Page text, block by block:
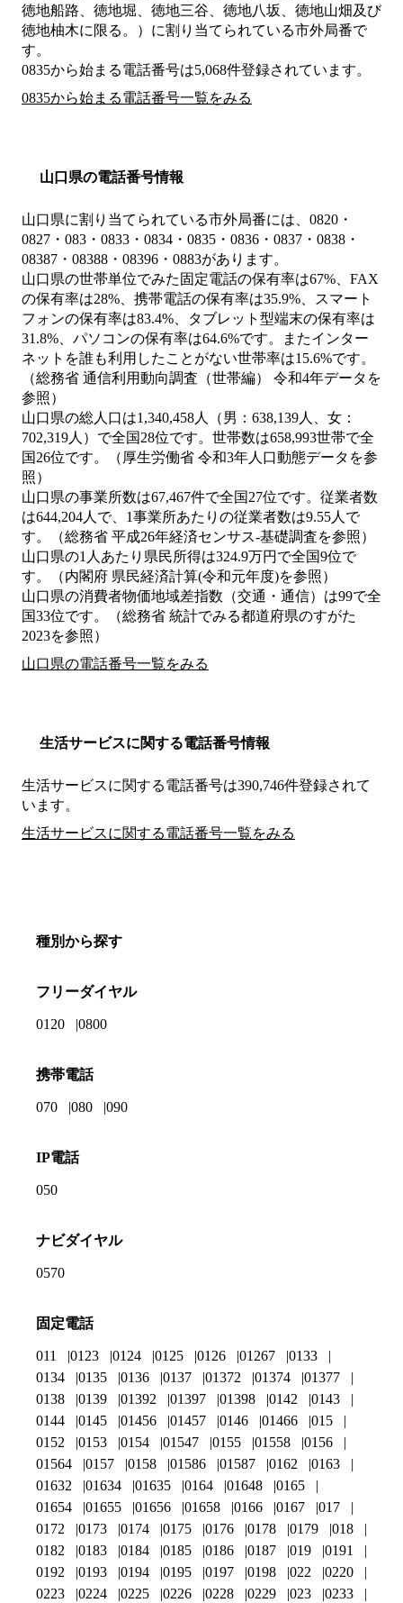
徳地船路、徳地堀、徳地三谷、徳地八坂、徳地山畑及び
徳地柚木に限る。） に割り当てられている市外局番で
す。
0835から始まる電話番号は5,068件登録されています。
0835から始まる電話番号一覧をみる
山口県の電話番号情報
山口県に割り当てられている市外局番には、0820・
0827・083・0833・0834・0835・0836・0837・0838・
08387・08388・08396・0883があります。
山口県の世帯単位でみた固定電話の保有率は67%、FAX
の保有率は28%、携帯電話の保有率は35.9%、スマート
フォンの保有率は83.4%、タブレット型端末の保有率は
31.8%、パソコンの保有率は64.6%です。またインター
ネットを誰も利用したことがない世帯率は15.6%です。
（総務省 通信利用動向調査（世帯編） 令和4年データを
参照）
山口県の総人口は1,340,458人（男：638,139人、女：
702,319人）で全国28位です。世帯数は658,993世帯で全
国26位です。（厚生労働省 令和3年人口動態データを参
照）
山口県の事業所数は67,467件で全国27位です。従業者数
は644,204人で、1事業所あたりの従業者数は9.55人で
す。（総務省 平成26年経済センサス‐基礎調査を参照）
山口県の1人あたり県民所得は324.9万円で全国9位で
す。（内閣府 県民経済計算(令和元年度)を参照）
山口県の消費者物価地域差指数（交通・通信）は99で全
国33位です。（総務省 統計でみる都道府県のすがた
2023を参照）
山口県の電話番号一覧をみる
生活サービスに関する電話番号情報
生活サービスに関する電話番号は390,746件登録されて
います。
生活サービスに関する電話番号一覧をみる
種別から探す
フリーダイヤル
0120 0800
携帯電話
070 080 090
IP電話
050
ナビダイヤル
0570
固定電話
011 0123 0124 0125 0126 01267
0133
0134
0135 0136 0137 01372 01374
01377
0138
0139 01392 01397 01398 0142
0143
0144
0145 01456 01457 0146 01466
015
0152
0153 0154 01547 0155 01558
0156
01564
0157 0158 01586 01587 0162
0163
01632
01634 01635 0164 01648
0165
01654
01655 01656 01658 0166 0167
017
0172
0173 0174 0175 0176 0178 0179
018
0182
0183 0184 0185 0186 0187 019
0191
0192
0193 0194 0195 0197 0198 022
0220
0223
0224 0225 0226 0228 0229 023 0233